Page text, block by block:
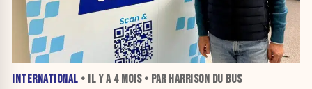
INTERNATIONAL • IL Y A 4 MOIS• PAR HARRISON DU BUS